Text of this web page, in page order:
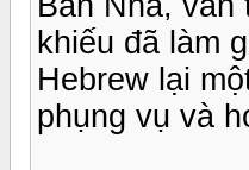
khiếu đã làm
Hebrew lại
phụng vụ và